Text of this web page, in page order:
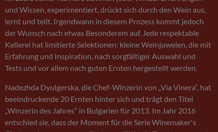
und Wissen, experimentiert, drückt sich durch den Wein aus,
lernt und teilt. Irgendwann in diesem Prozess kommt jedoch
der Wunsch nach etwas Besonderem auf. Jede respektable
Kellerei hat limitierte Selektionen: kleine Weinjuwelen, die mit
Erfahrung und Inspiration, nach sorgfältiger Auswahl und
Tests und vor allem nach guten Ernten hergestellt werden.
Nadezhda Dyulgerska, die Chef-Winzerin von „Via Vinera“, hat
beeindruckende 20 Ernten hinter sich und trägt den Titel
„Winzerin des Jahres“ in Bulgarien für 2013. Im Jahr 2016
entschied sie, dass der Moment für die Serie Winemaker's